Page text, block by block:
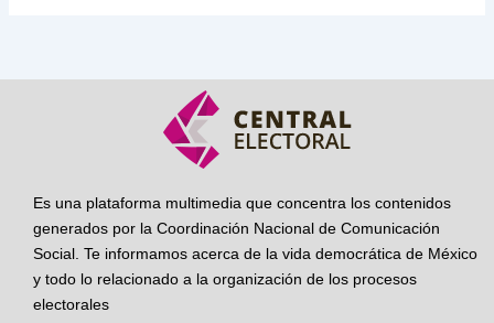
Es una plataforma multimedia que concentra los contenidos
generados por la Coordinación Nacional de Comunicación
Social. Te informamos acerca de la vida democrática de México
y todo lo relacionado a la organización de los procesos
electorales